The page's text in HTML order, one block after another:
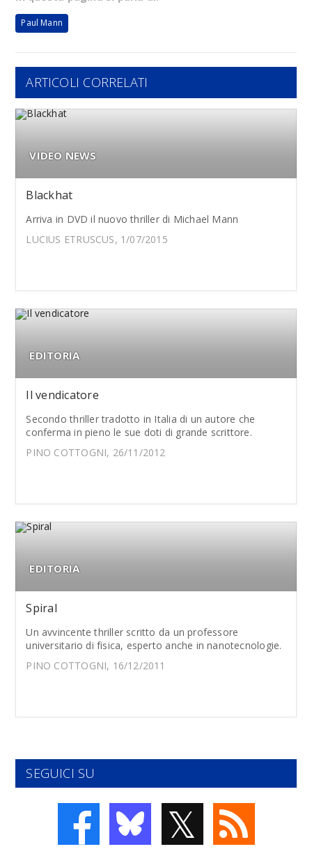
Paul Mann
ARTICOLI CORRELATI
VIDEO NEWS
Blackhat
Arriva in DVD il nuovo thriller di Michael Mann
LUCIUS ETRUSCUS, 1/07/2015
EDITORIA
Il vendicatore
Secondo thriller tradotto in Italia di un autore che
conferma in pieno le sue doti di grande scrittore.
PINO COTTOGNI, 26/11/2012
EDITORIA
Spiral
Un avvincente thriller scritto da un professore
universitario di fisica, esperto anche in nanotecnologie.
PINO COTTOGNI, 16/12/2011
SEGUICI SU
𝕏